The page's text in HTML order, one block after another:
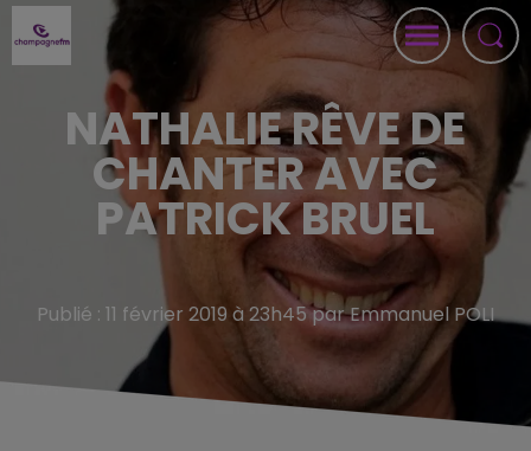
NATHALIE RÊVE DE
CHANTER AVEC
PATRICK BRUEL
Publié : 11 février 2019 à 23h45 par Emmanuel POLI